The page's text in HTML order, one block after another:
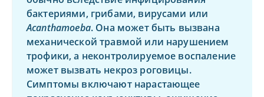
бактериями, грибами, вирусами или
Acanthamoeba. Она может быть вызвана
механической травмой или нарушением
трофики, а неконтролируемое воспаление
может вызвать некроз роговицы.
Симптомы включают нарастающее